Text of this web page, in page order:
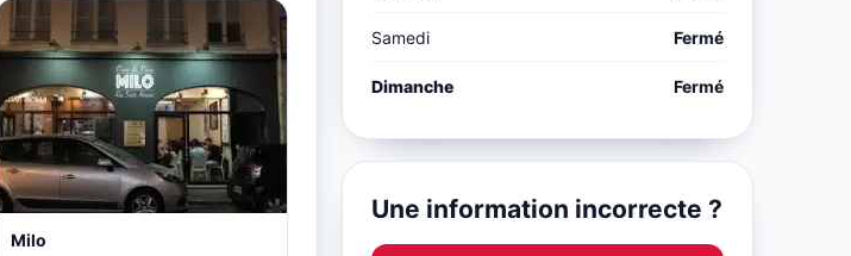
Milo
Samedi Fermé
Dimanche Fermé
Une information incorrecte ?